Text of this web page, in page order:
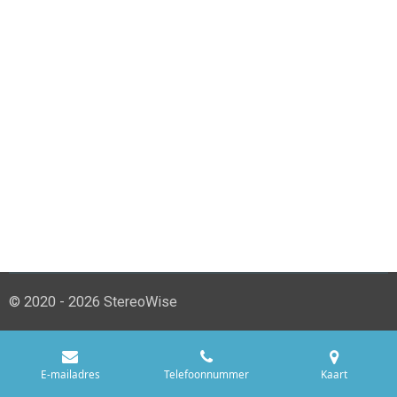
© 2020 - 2026 StereoWise
E-mailadres Telefoonnummer Kaart